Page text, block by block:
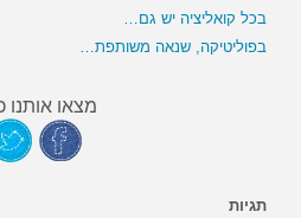
בכל קואליציה יש גם…
בפוליטיקה, שנאה משותפת…
מצאו אותנו
תגיות